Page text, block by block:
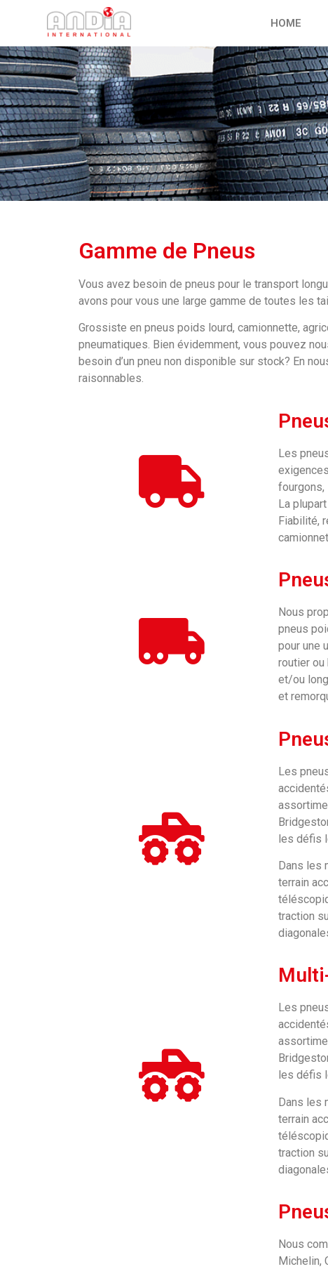
HOME
Gamme de Pneus
Vous avez besoin de pneus pour le transport
avons pour vous une large gamme de toutes les
Grossiste en pneus poids lourd, camionnette,
pneumatiques. Bien évidemment, vous pouvez
besoin d’un pneu non disponible sur stock? En
raisonnables.
Les
fourgons,
La
Fiabilité,
Nous
pneus
pour une
routier ou
et/ou
et
Les
les défis
Dans les
terrain
traction
Les
les défis
Dans les
terrain
traction
Nous
Michelin,